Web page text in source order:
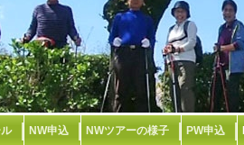
NW申込 NWツアーの様子 PW申込